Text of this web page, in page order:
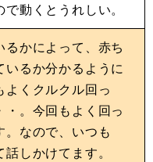
動くとうれしい。
かによって、赤ち
いるか分かるように
よくクルクル回っ
。今回もよく回っ
なので、いつも
しかけてます。